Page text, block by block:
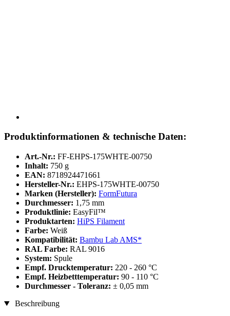
Produktinformationen & technische Daten:
Art.-Nr.: FF-EHPS-175WHTE-00750
Inhalt: 750 g
EAN: 8718924471661
Hersteller-Nr.: EHPS-175WHTE-00750
Marken (Hersteller): FormFutura
Durchmesser: 1,75 mm
Produktlinie: EasyFil™
Produktarten: HiPS Filament
Farbe: Weiß
Kompatibilität: Bambu Lab AMS*
RAL Farbe: RAL 9016
System: Spule
Empf. Drucktemperatur: 220 - 260 °C
Empf. Heizbetttemperatur: 90 - 110 °C
Durchmesser - Toleranz: ± 0,05 mm
Beschreibung